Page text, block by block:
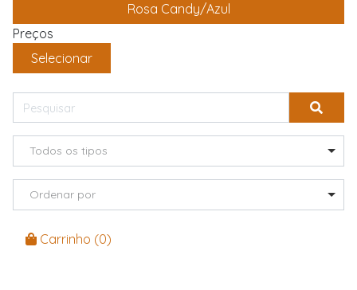
Rosa Candy/Azul
Preços
Selecionar
Todos os tipos
Ordenar por
Carrinho (0)